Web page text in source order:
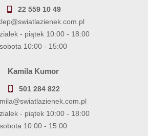
22 559 10 49
- piątek 10:00 - 18:00
sobota 10:00 - 15:00
Kamila Kumor
501 284 822
- piątek 10:00 - 18:00
sobota 10:00 - 15:00